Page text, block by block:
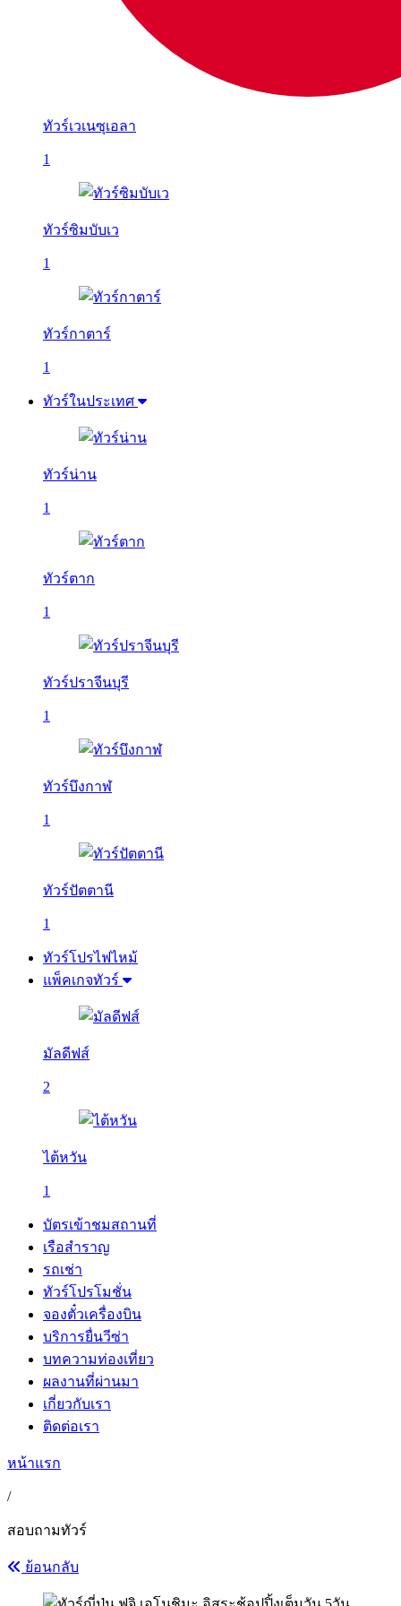
ทัวร์เวเนซุเอลา
1
ทัวร์ซิมบับเว
1
ทัวร์กาตาร์
1
ทัวร์ในประเทศ
ทัวร์น่าน
1
ทัวร์ตาก
1
ทัวร์ปราจีนบุรี
1
ทัวร์บึงกาฬ
1
ทัวร์ปัตตานี
1
ทัวร์โปรไฟไหม้
แพ็คเกจทัวร์
มัลดีฟส์
2
ไต้หวัน
1
บัตรเข้าชมสถานที่
เรือสำราญ
รถเช่า
ทัวร์โปรโมชั่น
จองตั๋วเครื่องบิน
บริการยื่นวีซ่า
บทความท่องเที่ยว
ผลงานที่ผ่านมา
เกี่ยวกับเรา
ติดต่อเรา
หน้าแรก
/
สอบถามทัวร์
ย้อนกลับ